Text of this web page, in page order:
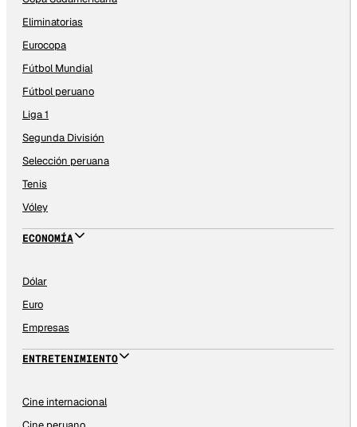
Eliminatorias
Eurocopa
Fútbol Mundial
Fútbol peruano
Liga 1
Segunda División
Selección peruana
Tenis
Vóley
ECONOMÍA
Dólar
Euro
Empresas
ENTRETENIMIENTO
Cine internacional